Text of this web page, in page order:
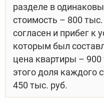
разделе в
стоимость – 800
согласен и прибег к
которым был
цена квартиры –
этого доля каждого
450 тыс. руб.